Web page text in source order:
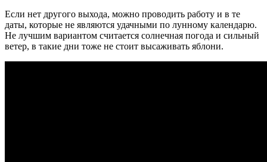
Если нет другого выхода, можно проводить работу и в те
даты, которые не являются удачными по лунному календарю.
Не лучшим вариантом считается солнечная погода и сильный
ветер, в такие дни тоже не стоит высаживать яблони.